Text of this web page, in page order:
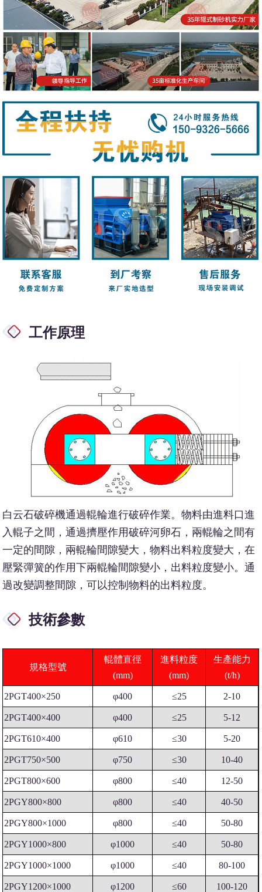
工作原理
白云石破碎機通過輥輪進行破碎作業。物料由進料口進
入輥子之間，通過擠壓作用破碎河卵石，兩輥輪之間有
一定的間隙，兩輥輪間隙變大，物料出料粒度變大，在
壓緊彈簧的作用下兩輥輪間隙變小，出料粒度變小。通
過改變調整間隙，可以控制物料的出料粒度。
技術參數
規格型號
輥體直徑
(mm)
進料粒度
(mm)
生產能力
(t/h)
2PGT400×250 φ400 ≤25 2-10
2PGT400×400 φ400 ≤25 5-12
2PGT610×400 φ610 ≤30 5-20
2PGT750×500 φ750 ≤30 10-40
2PGT800×600 φ800 ≤40 12-50
2PGY800×800 φ800 ≤40 40-50
2PGY800×1000 φ800 ≤40 50-80
2PGY1000×800 φ1000 ≤40 50-80
2PGY1000×1000 φ1000 ≤40 80-100
2PGY1200×1000 φ1200 ≤60 100-120